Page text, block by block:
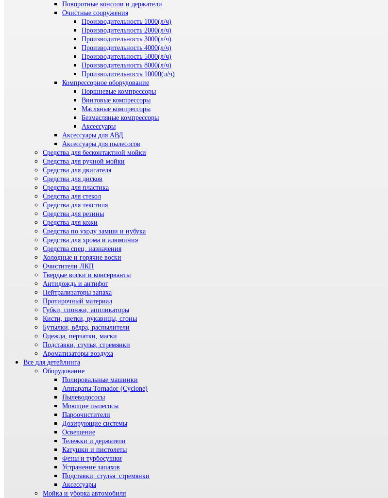
Поворотные консоли и держатели
Очистные сооружения
Производительность 1000(л/ч)
Производительность 2000(л/ч)
Производительность 3000(л/ч)
Производительность 4000(л/ч)
Производительность 5000(л/ч)
Производительность 8000(л/ч)
Производительность 10000(л/ч)
Компрессорное оборудование
Поршневые компрессоры
Винтовые компрессоры
Масляные компрессоры
Безмасляные компрессоры
Аксессуары
Аксессуары для АВД
Аксессуары для пылесосов
Средства для бесконтактной мойки
Средства для ручной мойки
Средства для двигателя
Средства для дисков
Средства для пластика
Средства для стекол
Средства для текстиля
Средства для резины
Средства для кожи
Средства по уходу замши и нубука
Средства для хрома и алюминия
Средства спец. назначения
Холодные и горячие воски
Очистители ЛКП
Твердые воски и консерванты
Антидождь и антифог
Нейтрализаторы запаха
Протирочный материал
Губки, спонжи, аппликаторы
Кисти, щетки, рукавицы, сгоны
Бутылки, вёдра, распылители
Одежда, перчатки, маски
Подставки, стулья, стремянки
Ароматизаторы воздуха
Все для детейлинга
Оборудование
Полировальные машинки
Аппараты Tornador (Cyclone)
Пылеводососы
Моющие пылесосы
Пароочистители
Дозирующие системы
Освещение
Тележки и держатели
Катушки и пистолеты
Фены и турбосушки
Устранение запахов
Подставки, стулья, стремянки
Аксессуары
Мойка и уборка автомобиля